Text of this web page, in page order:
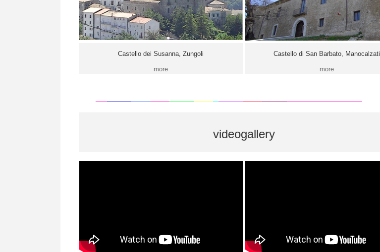
Castello dei Susanna, Zungoli
more
Castello di San Barbato, Manocalzati
more
videogallery